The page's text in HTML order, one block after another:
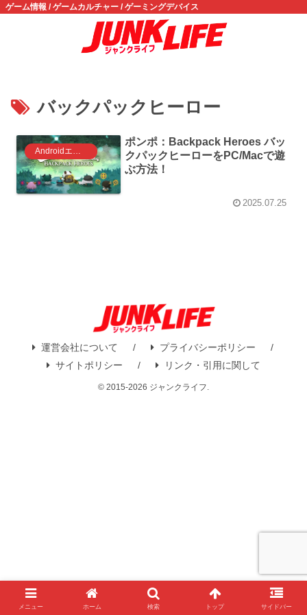
ゲーム情報 / ゲームカルチャー / ゲーミングデバイス
バックパックヒーロー
Androidエミュレータ ゲーム
ポンポ：Backpack Heroes バッ
クパックヒーローをPC/Macで遊
ぶ方法！
2025.07.25
運営会社について
プライバシーポリシー
サイトポリシー
リンク・引用に関して
© 2015-2026 ジャンクライフ.
メニュー ホーム 検索 トップ サイドバー